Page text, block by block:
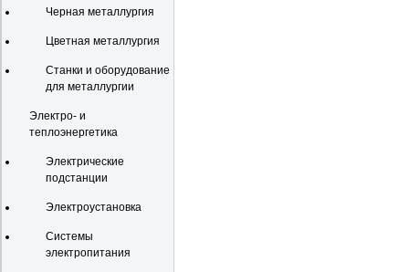
Черная металлургия
Цветная металлургия
Станки и оборудование
для металлургии
Электро- и
теплоэнергетика
Электрические
подстанции
Электроустановка
Системы
электропитания